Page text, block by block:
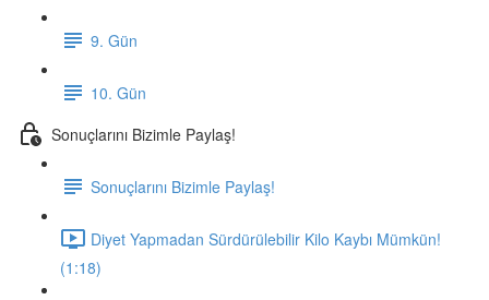
9. Gün
10. Gün
Sonuçlarını Bizimle Paylaş!
Sonuçlarını Bizimle Paylaş!
Diyet Yapmadan Sürdürülebilir Kilo Kaybı Mümkün!
(1:18)